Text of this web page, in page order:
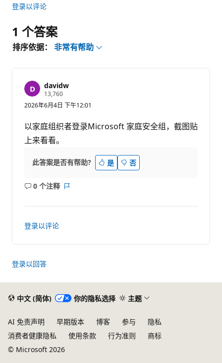
登录以评论
1 个答案
排序依据： 非常有帮助
davidw
13,760信
誉
分
2026年6月4日 下午12:01
以家庭组织者登录Microsoft 家庭安全组，截图贴
上来看看。
此答案是否有帮助? 是 否
0 个注释
无
登录以评论
登录以回答
中文 (简体) 你的隐私选择 主题
AI 免责声明 早期版本 博客 参与
隐私
消费者健康隐私
使用条款 行为准则
商标
© Microsoft 2026